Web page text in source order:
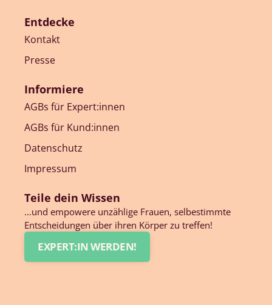
Entdecke
Kontakt
Presse
Informiere
AGBs für Expert:innen
AGBs für Kund:innen
Datenschutz
Impressum
Teile dein Wissen
…und empowere unzählige Frauen, selbestimmte
Entscheidungen über ihren Körper zu treffen!
EXPERT:IN WERDEN!